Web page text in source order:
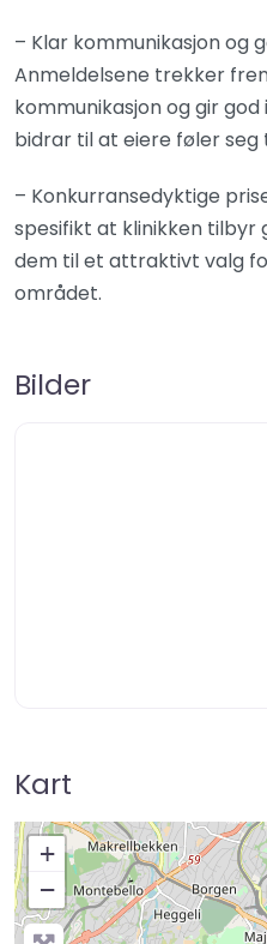
– Klar kommunikasjon og
Anmeldelsene trekker
kommunikasjon og gir
bidrar til at eiere føler
– Konkurransedyktige
spesifikt at klinikken tilbyr
dem til et attraktivt valg
området.
Bilder
Kart
+
−
Press Enter key to